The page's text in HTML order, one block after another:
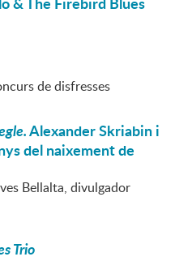
de disfresses
Alexander Skriabin i
del naixement de
Bellalta, divulgador
Trio